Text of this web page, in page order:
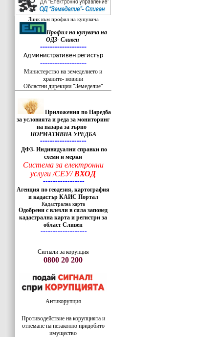
Линк към профил на купувача
Профил на купувача на
ОДЗ- Сливен
-------------------
Административен регистър
-------------------
Министерство на земеделието и
храните- новини
Областни дирекции "Земеделие"
Приложения по Наредба
за условията и реда за мониторинг
на пазара за зърно
НОРМАТИВНА УРЕДБА
-------------------
ДФЗ- Индивидуални справки по
схеми и мерки
Система за електронни
услуги /СЕУ/ВХОД
-----------------
Агенция по геодезия, картография
и кадастър КАИС Портал
Кадастрална карта
Одобрени с влезли в сила заповед
кадастрална карта и регистри за
област Сливен
-------------------
Сигнали за корупция
0800 20 200
Антикорупция
Противодействие на корупцията и
отнемане на незаконно придобито
имущество